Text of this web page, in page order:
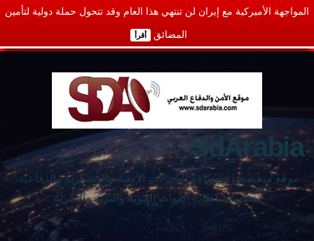
المواجهة الأميركية مع إيران لن تنتهي هذا العام وقد تتحول حملة دولية لتأمين
المضائق أقرأ
SdArabia
موقع متخصص في كافة المجالات الأمنية والعسكرية والدفاعية،
يغطي نشاطات القوات الجوية والبرية والبحرية